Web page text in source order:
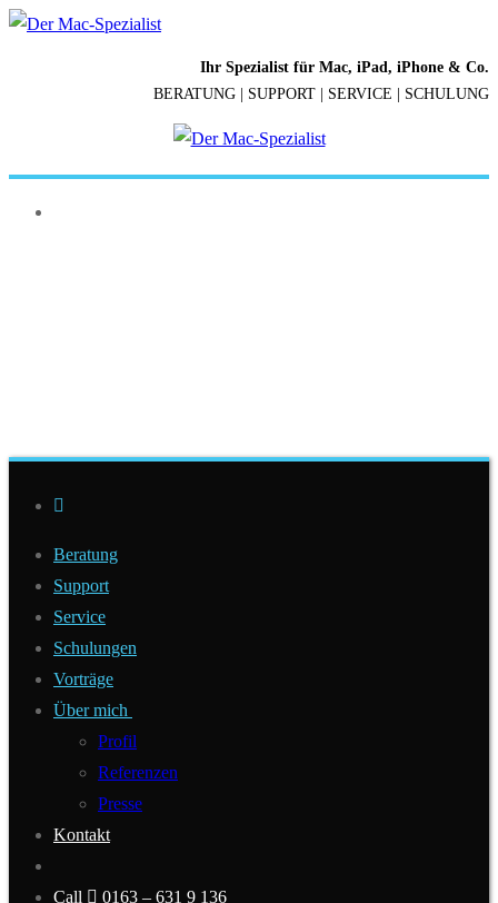
Ihr Spezialist für Mac, iPad, iPhone & Co.
BERATUNG | SUPPORT | SERVICE | SCHULUNG
Beratung
Support
Service
Schulungen
Vorträge
Über mich
Profil
Referenzen
Presse
Kontakt
Call 0163 – 631 9 136